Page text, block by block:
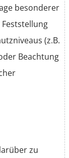
besonderer
(z.B.
Beachtung
zu